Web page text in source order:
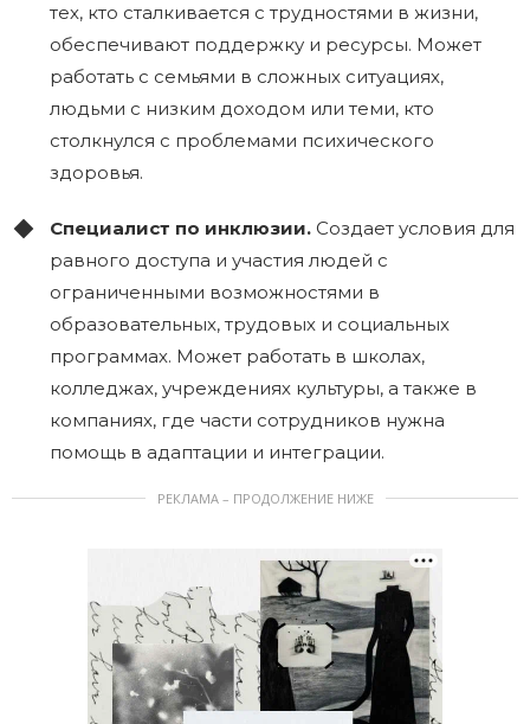
тех, кто сталкивается с трудностями в жизни,
обеспечивают поддержку и ресурсы. Может
работать с семьями в сложных ситуациях,
людьми с низким доходом или теми, кто
столкнулся с проблемами психического
здоровья.
Специалист по инклюзии. Создает условия для
равного доступа и участия людей с
ограниченными возможностями в
образовательных, трудовых и социальных
программах. Может работать в школах,
колледжах, учреждениях культуры, а также в
компаниях, где части сотрудников нужна
помощь в адаптации и интеграции.
РЕКЛАМА – ПРОДОЛЖЕНИЕ НИЖЕ